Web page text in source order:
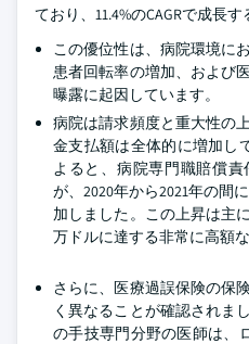
ており、11.4%のCAGRで成長
この優位性は、病院環境に
患者回転率の増加、および
曝露に起因しています。
病院は請求頻度と重大性の
金支払額は全体的に増加し
よると、病院専門職賠償
が、2020年から2021年の間
加しました。この上昇は主
万ドルに達する非常に高額
さらに、医療過誤保険の保
く異なることが確認されま
の手技専門分野の医師は、